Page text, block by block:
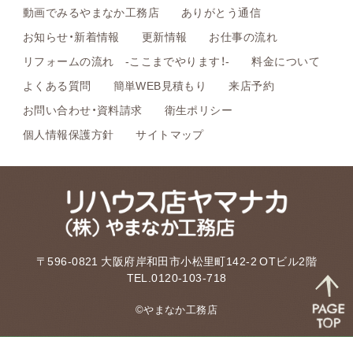
動画でみるやまなか工務店
ありがとう通信
お知らせ・新着情報
更新情報
お仕事の流れ
リフォームの流れ -ここまでやります！-
料金について
よくある質問
簡単WEB見積もり
来店予約
お問い合わせ・資料請求
衛生ポリシー
個人情報保護方針
サイトマップ
〒596-0821 大阪府岸和田市小松里町142-2 OTビル2階
TEL.0120-103-718
©やまなか工務店